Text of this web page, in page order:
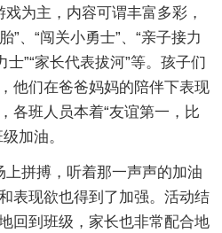
为主，内容可谓丰富多彩，
”、“闯关小勇士”、“亲子接力
士”“家长代表拔河”等。孩子们
他们在爸爸妈妈的陪伴下表现
各班人员本着“友谊第一，比
加油。
拼搏，听着那一声声的加油
表现欲也得到了加强。活动结
回到班级，家长也非常配合地